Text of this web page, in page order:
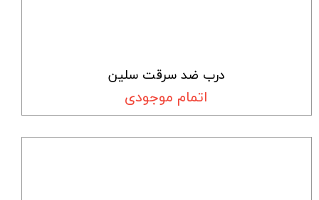
درب ضد سرقت سلین
اتمام موجودی